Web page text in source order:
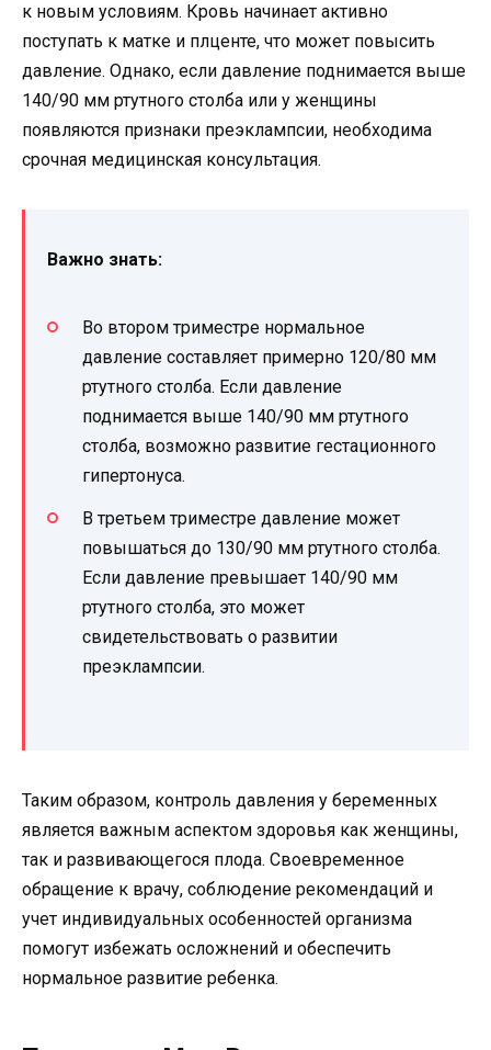
к новым условиям. Кровь начинает активно
поступать к матке и плценте, что может повысить
давление. Однако, если давление поднимается выше
140/90 мм ртутного столба или у женщины
появляются признаки преэклампсии, необходима
срочная медицинская консультация.
Важно знать:
Во втором триместре нормальное
давление составляет примерно 120/80 мм
ртутного столба. Если давление
поднимается выше 140/90 мм ртутного
столба, возможно развитие гестационного
гипертонуса.
В третьем триместре давление может
повышаться до 130/90 мм ртутного столба.
Если давление превышает 140/90 мм
ртутного столба, это может
свидетельствовать о развитии
преэклампсии.
Таким образом, контроль давления у беременных
является важным аспектом здоровья как женщины,
так и развивающегося плода. Своевременное
обращение к врачу, соблюдение рекомендаций и
учет индивидуальных особенностей организма
помогут избежать осложнений и обеспечить
нормальное развитие ребенка.